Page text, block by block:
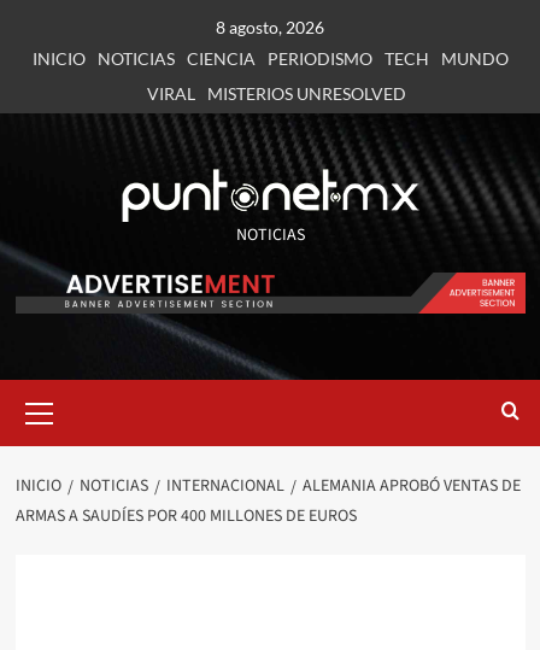
8 agosto, 2026
INICIO
NOTICIAS CIENCIA PERIODISMO TECH
MUNDO
VIRAL
MISTERIOS UNRESOLVED
NOTICIAS
INICIO NOTICIAS INTERNACIONAL
ALEMANIA APROBÓ VENTAS DE
ARMAS A SAUDÍES POR 400 MILLONES DE EUROS